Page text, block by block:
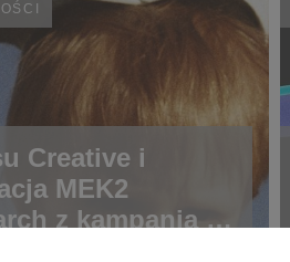
Creative i
MEK2
z kampanią o